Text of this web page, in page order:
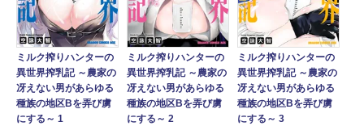
ミルク搾りハンターの
異世界搾乳記 ～農家の
冴えない男があらゆる
種族の地区Bを弄び虜
にする～ 1
ミルク搾りハンターの
異世界搾乳記 ～農家の
冴えない男があらゆる
種族の地区Bを弄び虜
にする～ 2
ミルク搾りハンターの
異世界搾乳記 ～農家の
冴えない男があらゆる
種族の地区Bを弄び虜
にする～ 3